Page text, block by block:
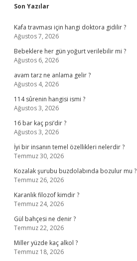
Sidebar
Son Yazılar
Kafa travması için hangi doktora gidilir ?
Ağustos 7, 2026
Bebeklere her gün yoğurt verilebilir mi ?
Ağustos 6, 2026
avam tarz ne anlama gelir ?
Ağustos 4, 2026
114 sûrenin hangisi ismi ?
Ağustos 3, 2026
16 bar kaç psi’dir ?
Ağustos 3, 2026
İyi bir insanın temel özellikleri nelerdir ?
Temmuz 30, 2026
Kozalak şurubu buzdolabında bozulur mu ?
Temmuz 26, 2026
Karanlık filozof kimdir ?
Temmuz 24, 2026
Gül bahçesi ne denir ?
Temmuz 22, 2026
Miller yüzde kaç alkol ?
Temmuz 18, 2026